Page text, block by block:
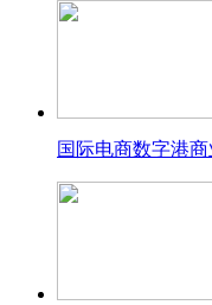
国际电商数字港